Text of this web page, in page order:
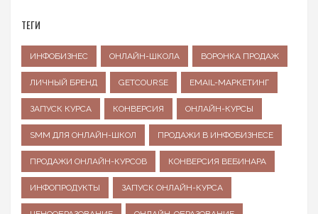
ТЕГИ
ИНФОБИЗНЕС ОНЛАЙН-ШКОЛА ВОРОНКА ПРОДАЖ
ЛИЧНЫЙ БРЕНД GETCOURSE EMAIL-МАРКЕТИНГ
ЗАПУСК КУРСА КОНВЕРСИЯ ОНЛАЙН-КУРСЫ
SMM ДЛЯ ОНЛАЙН-ШКОЛ ПРОДАЖИ В ИНФОБИЗНЕСЕ
ПРОДАЖИ ОНЛАЙН-КУРСОВ КОНВЕРСИЯ ВЕБИНАРА
ИНФОПРОДУКТЫ ЗАПУСК ОНЛАЙН-КУРСА